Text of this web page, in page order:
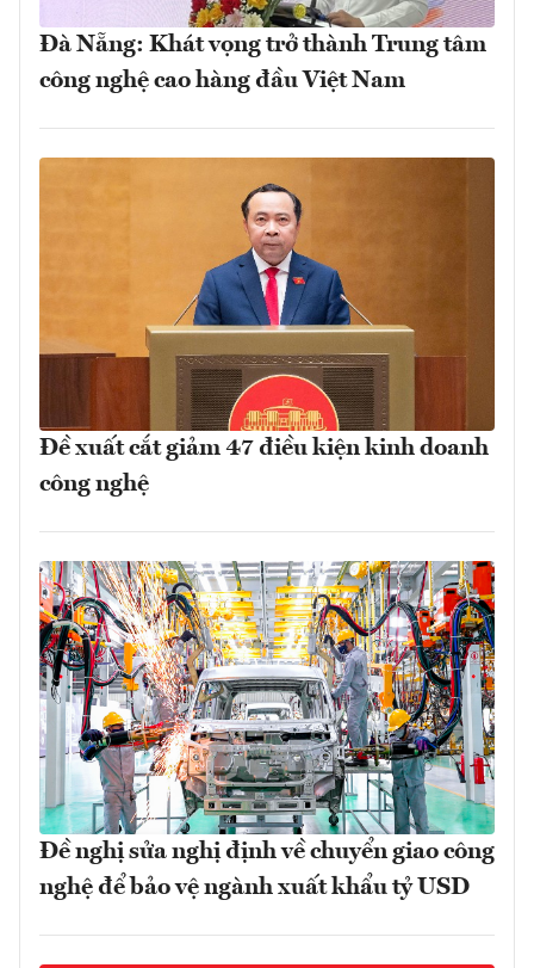
Đà Nẵng: Khát vọng trở thành Trung tâm
công nghệ cao hàng đầu Việt Nam
Đề xuất cắt giảm 47 điều kiện kinh doanh
công nghệ
Đề nghị sửa nghị định về chuyển giao công
nghệ để bảo vệ ngành xuất khẩu tỷ USD